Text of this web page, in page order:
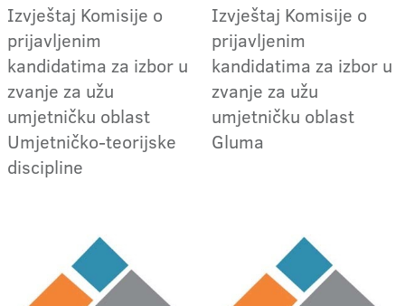
Izvještaj Komisije o
prijavljenim
kandidatima za izbor u
zvanje za užu
umjetničku oblast
Umjetničko-teorijske
discipline
Izvještaj Komisije o
prijavljenim
kandidatima za izbor u
zvanje za užu
umjetničku oblast
Gluma